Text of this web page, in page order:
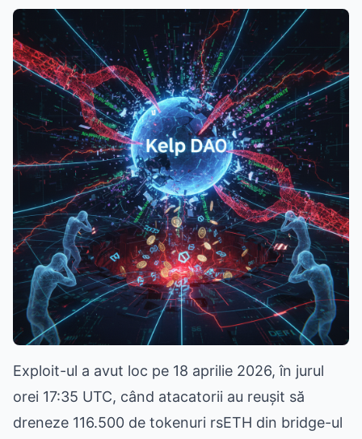
Exploit-ul a avut loc pe 18 aprilie 2026, în jurul
orei 17:35 UTC, când atacatorii au reușit să
dreneze 116.500 de tokenuri rsETH din bridge-ul